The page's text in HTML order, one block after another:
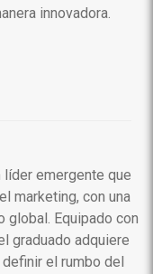
innovadora.
emergente que
marketing, con una
global. Equipado con
graduado adquiere
el rumbo del